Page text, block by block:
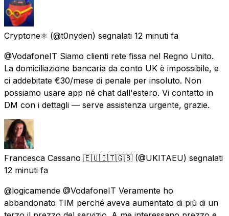
Cryptone⚛️ (@t0nyden) segnalati 12 minuti fa
@VodafoneIT Siamo clienti rete fissa nel Regno Unito.
La domiciliazione bancaria da conto UK è impossibile, e
ci addebitate €30/mese di penale per insoluto. Non
possiamo usare app né chat dall'estero. Vi contatto in
DM con i dettagli — serve assistenza urgente, grazie.
Francesca Cassano 🇪🇺🇮🇹🇬🇧 (@UKITAEU) segnalati
12 minuti fa
@logicamende @VodafoneIT Veramente ho
abbandonato TIM perché aveva aumentato di più di un